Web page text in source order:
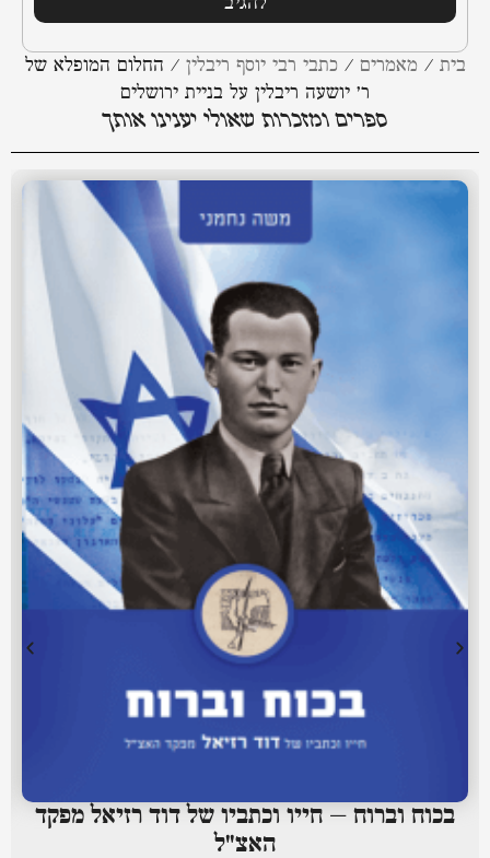
בית / מאמרים / כתבי רבי יוסף ריבלין / החלום המופלא של
ר’ יושעה ריבלין על בניית ירושלים
ספרים ומזכרות שאולי יענינו אותך
בכוח וברוח – חייו וכתביו של דוד רזיאל מפקד
האצ"ל